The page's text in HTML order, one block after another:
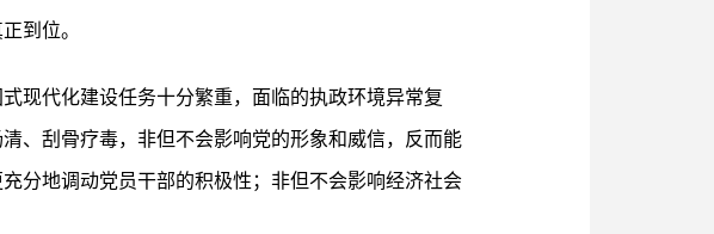
到位。
现代化建设任务十分繁重，面临的执政环境异常复
、刮骨疗毒，非但不会影响党的形象和威信，反而能
分地调动党员干部的积极性；非但不会影响经济社会